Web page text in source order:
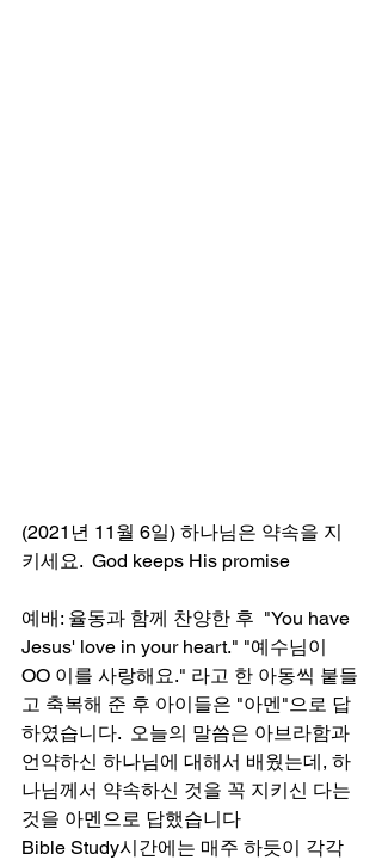
(2021년 11월 6일) 하나님은 약속을 지
키세요.  God keeps His promise
예배: 율동과 함께 찬양한 후  "You have
Jesus' love in your heart." "예수님이
OO 이를 사랑해요." 라고 한 아동씩 붙들
고 축복해 준 후 아이들은 "아멘"으로 답
하였습니다.  오늘의 말씀은 아브라함과
언약하신 하나님에 대해서 배웠는데, 하
나님께서 약속하신 것을 꼭 지키신 다는
것을 아멘으로 답했습니다
Bible Study시간에는 매주 하듯이 각각